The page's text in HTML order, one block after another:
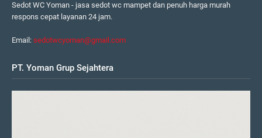
Sedot WC Yoman - jasa sedot wc mampet dan penuh harga murah
respons cepat layanan 24 jam.
Email: sedotwcyoman@gmail.com
PT. Yoman Grup Sejahtera